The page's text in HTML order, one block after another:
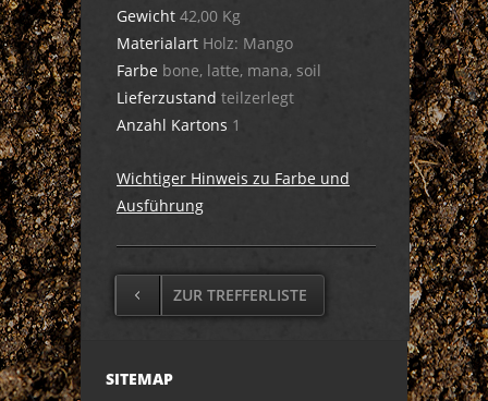
Gewicht 42,00 Kg
Materialart Holz: Mango
Farbe bone, latte, mana, soil
Lieferzustand teilzerlegt
Anzahl Kartons 1
Wichtiger Hinweis zu Farbe und
Ausführung
ZUR TREFFERLISTE
SITEMAP